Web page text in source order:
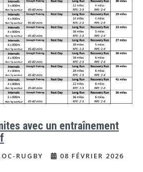
avec un entraînement
RUGBY 08 FÉVRIER 2026